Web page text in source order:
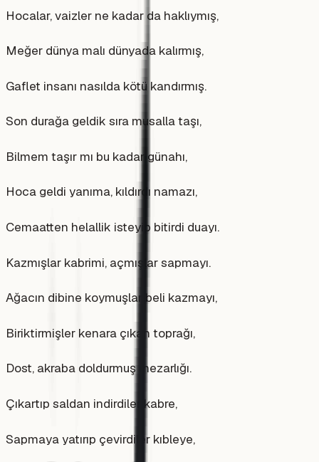
Hocalar, vaizler ne kadar da haklıymış,
Meğer dünya malı dünyada kalırmış,
Gaflet insanı nasılda kötü kandırmış.
Son durağa geldik sıra musalla taşı,
Bilmem taşır mı bu kadar günahı,
Hoca geldi yanıma, kıldırdı namazı,
Cemaatten helallik isteyip bitirdi duayı.
Kazmışlar kabrimi, açmışlar sapmayı.
Ağacın dibine koymuşlar beli kazmayı,
Biriktirmişler kenara çıkan toprağı,
Dost, akraba doldurmuş mezarlığı.
Çıkartıp saldan indirdiler kabre,
Sapmaya yatırıp çevirdiler kıbleye,